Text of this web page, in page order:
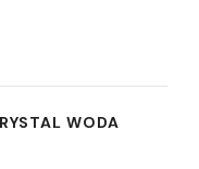
WODA